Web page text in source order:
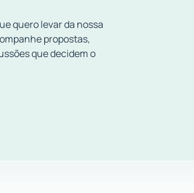
quero levar da nossa
propostas,
que decidem o